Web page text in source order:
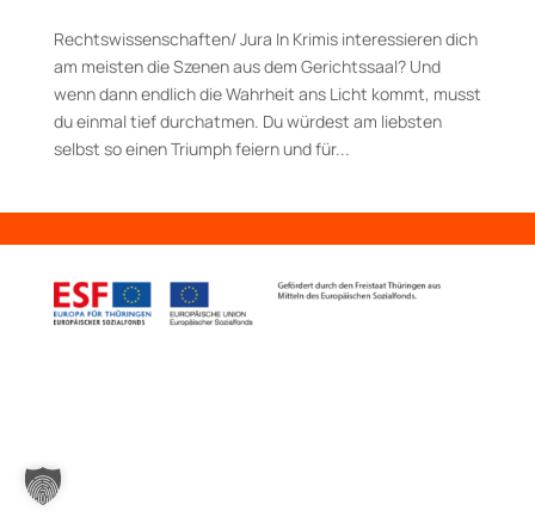
Rechtswissenschaf­ten/ Jura In Krimis interessieren dich
am meisten die Szenen aus dem Ge­richts­saal? Und
wenn dann endlich die Wahrheit ans Licht kommt, musst
du einmal tief durchatmen. Du würdest am liebsten
selbst so einen Tri­umph feiern und für...